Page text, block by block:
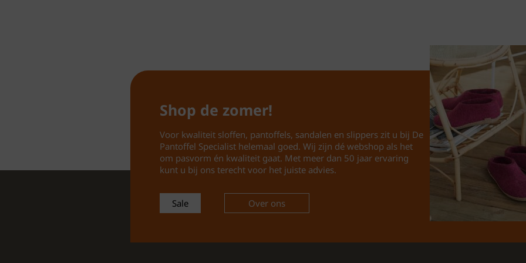
Bekijk onze volledige
https://
https://
En ontdek wat wij
Shop de zomer!
Voor kwaliteit sloffen, pantoffels, sandalen en slippers zit u bij De
Pantoffel Specialist helemaal goed. Wij zijn dé webshop als het
om pasvorm én kwaliteit gaat. Met meer dan 50 jaar ervaring
kunt u bij ons terecht voor het juiste advies.
Sale Over ons